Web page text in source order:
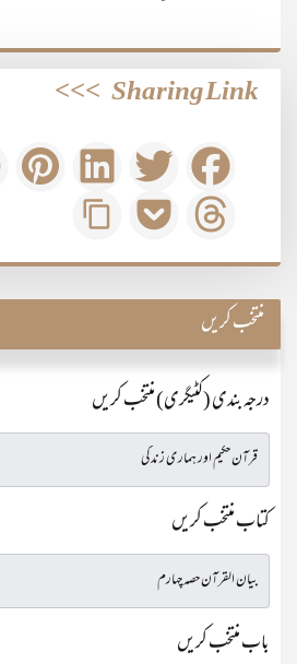
Sharing Link
>>>
منتخب کریں
درجہ بندی (کٹیگری) منتخب کریں
کتاب منتخب کریں
باب منتخب کریں